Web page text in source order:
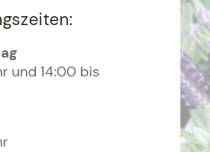
und 14:00 bis